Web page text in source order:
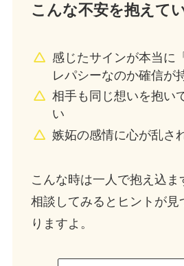
こんな不安を抱えて
感じたサインが本当に
レパシーなのか確信が
相手も同じ想いを抱い
い
嫉妬の感情に心が乱さ
こんな時は一人で抱え込ま
相談してみるとヒントが見
りますよ。